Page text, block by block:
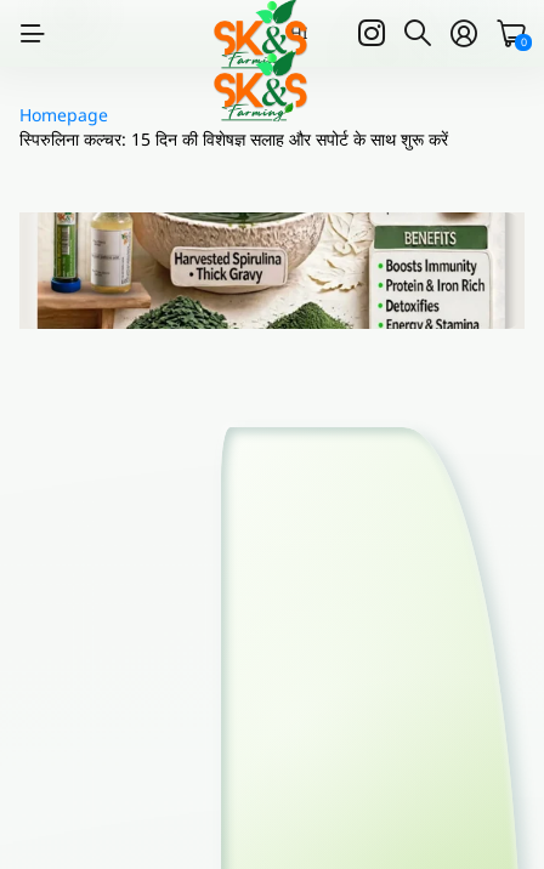
HI 0
Homepage
स्पिरुलिना कल्चर: 15 दिन की विशेषज्ञ सलाह और सपोर्ट के साथ शुरू करें